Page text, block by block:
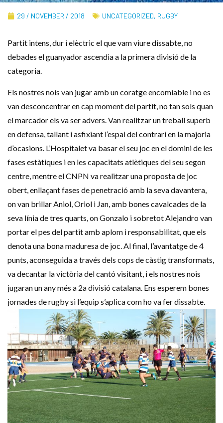
29 / NOVEMBER / 2018 UNCATEGORIZED, RUGBY
Partit intens, dur i elèctric el que vam viure dissabte, no
debades el guanyador ascendia a la primera divisió de la
categoria.
Els nostres nois van jugar amb un coratge encomiable i no es
van desconcentrar en cap moment del partit, no tan sols quan
el marcador els va ser advers. Van realitzar un treball superb
en defensa, tallant i asfixiant l’espai del contrari en la majoria
d’ocasions. L’Hospitalet va basar el seu joc en el domini de les
fases estàtiques i en les capacitats atlètiques del seu segon
centre, mentre el CNPN va realitzar una proposta de joc
obert, enllaçant fases de penetració amb la seva davantera,
on van brillar Aniol, Oriol i Jan, amb bones cavalcades de la
seva línia de tres quarts, on Gonzalo i sobretot Alejandro van
portar el pes del partit amb aplom i responsabilitat, que els
denota una bona maduresa de joc. Al final, l’avantatge de 4
punts, aconseguida a través dels cops de càstig transformats,
va decantar la victòria del cantó visitant, i els nostres nois
jugaran un any més a 2a divisió catalana. Ens esperem bones
jornades de rugby si l’equip s’aplica com ho va fer dissabte.